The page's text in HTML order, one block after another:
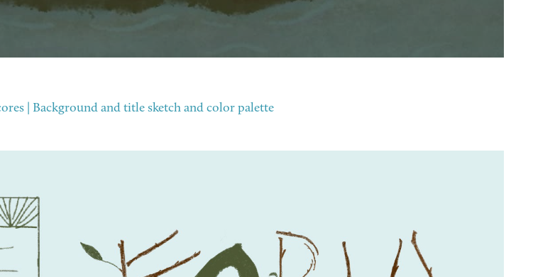
| Background and title sketch and color palette